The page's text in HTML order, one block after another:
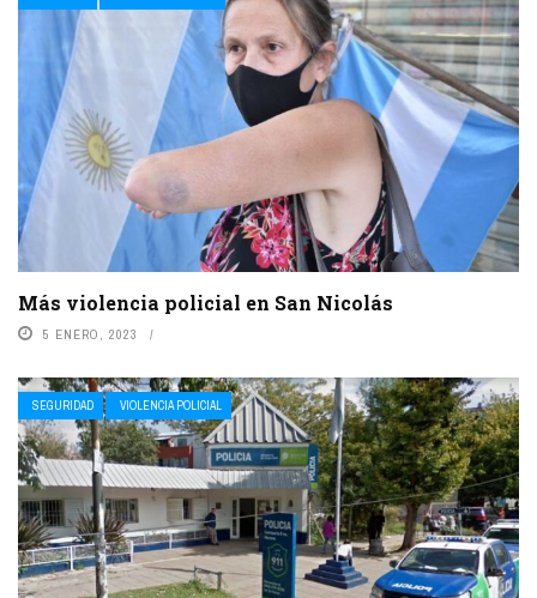
Más violencia policial en San Nicolás
5 ENERO, 2023
SEGURIDAD VIOLENCIA POLICIAL